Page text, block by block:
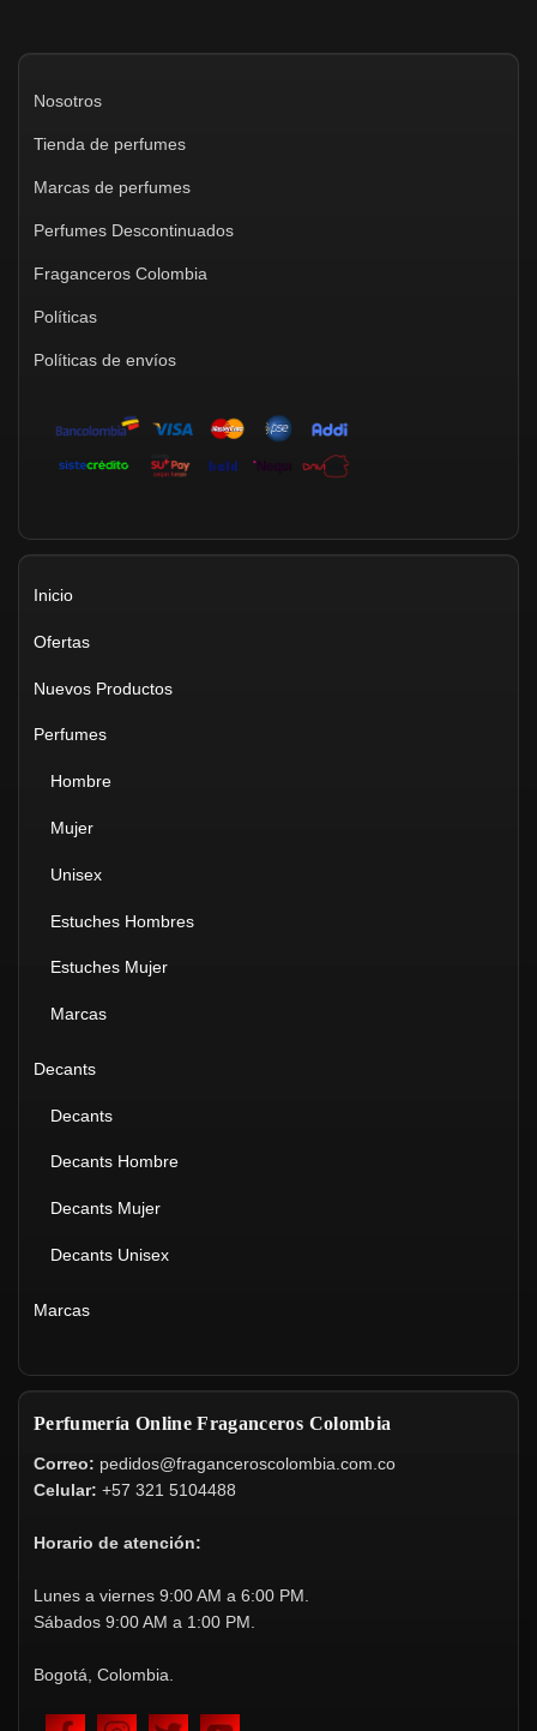
Nosotros
Tienda de perfumes
Marcas de perfumes
Perfumes Descontinuados
Fraganceros Colombia
Políticas
Políticas de envíos
Inicio
Ofertas
Nuevos Productos
Perfumes
Hombre
Mujer
Unisex
Estuches Hombres
Estuches Mujer
Marcas
Decants
Decants
Decants Hombre
Decants Mujer
Decants Unisex
Marcas
Perfumería Online Fraganceros Colombia
Correo: pedidos@fraganceroscolombia.com.co
Celular: +57 321 5104488
Horario de atención:
Lunes a viernes 9:00 AM a 6:00 PM.
Sábados 9:00 AM a 1:00 PM.
Bogotá, Colombia.